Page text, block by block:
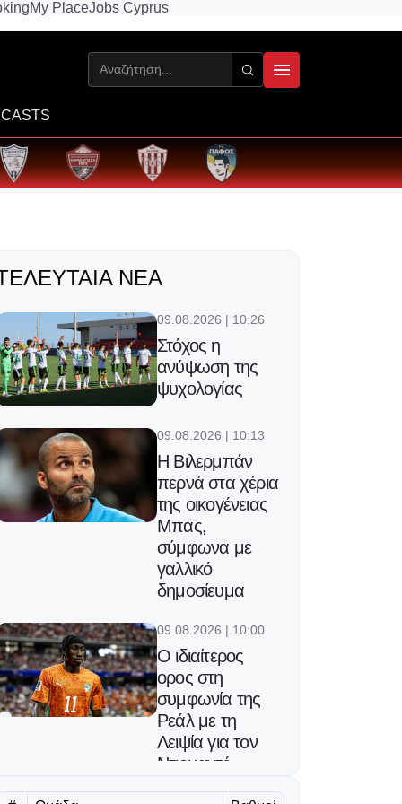
My PlaceJobs Cyprus
ΝΈΑ
09.08.2026 | 10:26
Στόχος η
ανύψωση της
ψυχολογίας
09.08.2026 | 10:13
Η Βιλερμπάν
περνά στα χέρια
της οικογένειας
Μπας,
σύμφωνα με
γαλλικό
δημοσίευμα
09.08.2026 | 10:00
Ο ιδιαίτερος
ορος στη
συμφωνία της
Ρεάλ με τη
Λειψία για τον
Ντιομαντέ